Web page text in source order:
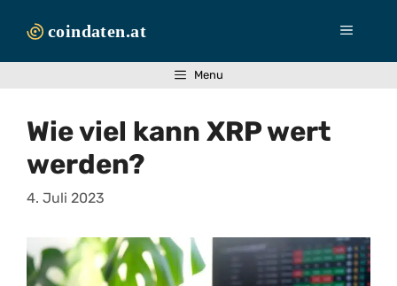
Inhalt
Menü
Menu
Wie viel kann XRP wert
werden?
4. Juli 2023